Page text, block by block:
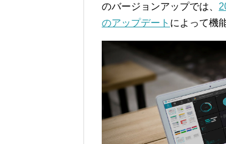
のバージョンアップでは、
のアップデート によって機